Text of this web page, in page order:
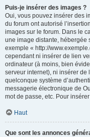
Puis-je insérer des images ?
Oui, vous pouvez insérer des
du forum ont autorisé
images sur le forum. Dans le
une image distante, hébergée
exemple « http://
cependant ni insérer de lien
ordinateur (à moins, bien
serveur internet), ni insérer
quelconque système
messagerie électronique de
mot de passe, etc. Pour
Haut
Que sont les annonces